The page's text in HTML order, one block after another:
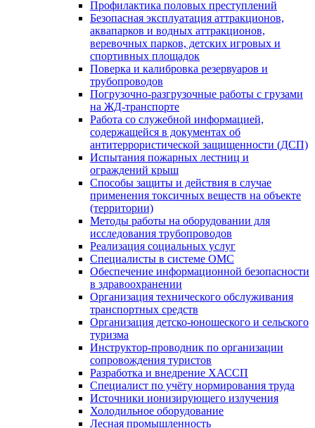
Профилактика половых преступлений
Безопасная эксплуатация аттракционов,
аквапарков и водных аттракционов,
веревочных парков, детских игровых и
спортивных площадок
Поверка и калибровка резервуаров и
трубопроводов
Погрузочно-разгрузочные работы с грузами
на ЖД-транспорте
Работа со служебной информацией,
содержащейся в документах об
антитеррористической защищенности (ДСП)
Испытания пожарных лестниц и
ограждений крыш
Способы защиты и действия в случае
применения токсичных веществ на объекте
(территории)
Методы работы на оборудовании для
исследования трубопроводов
Реализация социальных услуг
Специалисты в системе ОМС
Обеспечение информационной безопасности
в здравоохранении
Организация технического обслуживания
транспортных средств
Организация детско-юношеского и сельского
туризма
Инструктор-проводник по организации
сопровождения туристов
Разработка и внедрение ХАССП
Специалист по учёту нормирования труда
Источники ионизирующего излучения
Холодильное оборудование
Лесная промышленность